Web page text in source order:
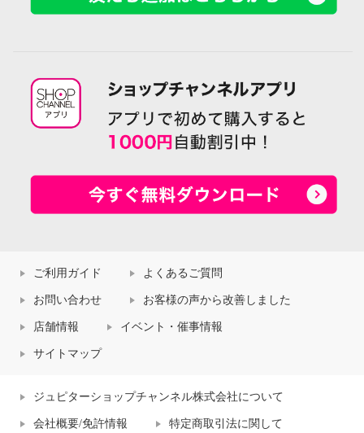
ご利用ガイド よくあるご質問
お問い合わせ お客様の声から改善しました
店舗情報 イベント・催事情報
サイトマップ
ジュピターショップチャンネル株式会社について
会社概要/免許情報 特定商取引法に関して